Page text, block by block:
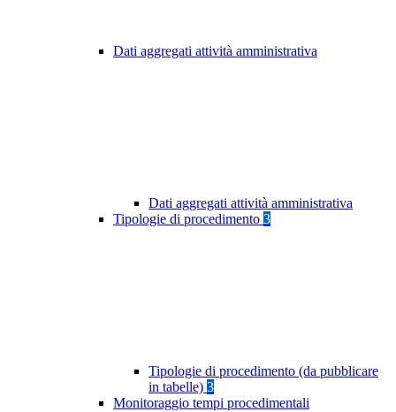
Dati aggregati attività amministrativa
Dati aggregati attività amministrativa
Tipologie di procedimento 3
Tipologie di procedimento (da pubblicare
in tabelle) 3
Monitoraggio tempi procedimentali